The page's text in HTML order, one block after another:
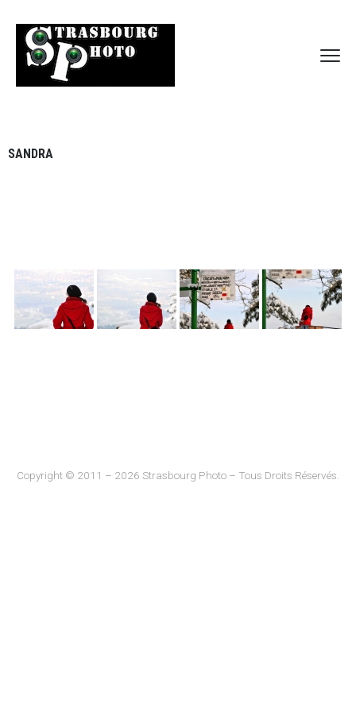
SANDRA
Copyright © 2011 – 2026 Strasbourg Photo – Tous Droits Réservés.